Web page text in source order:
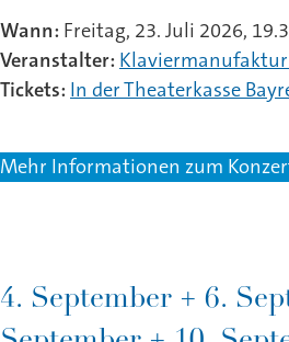
Wann: Freitag, 23. Juli 2026,
Veranstalter:
Tickets: In der Theaterkasse
Mehr Informationen zum
4. September + 6.